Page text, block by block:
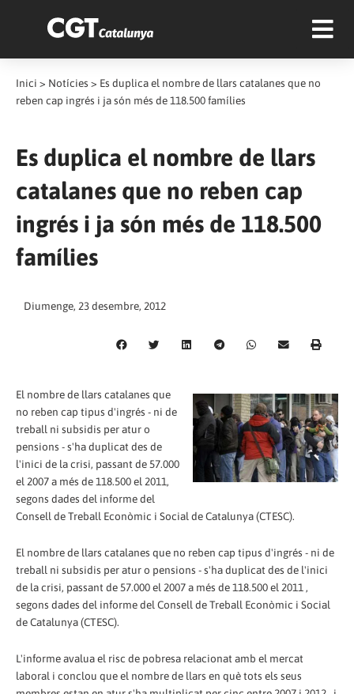
Inici > Notícies > Es duplica el nombre de llars catalanes que no
reben cap ingrés i ja són més de 118.500 famílies
Es duplica el nombre de llars
catalanes que no reben cap
ingrés i ja són més de 118.500
famílies
Diumenge, 23 desembre, 2012
El nombre de llars catalanes que
no reben cap tipus d'ingrés - ni de
treball ni subsidis per atur o
pensions - s'ha duplicat des de
l'inici de la crisi, passant de 57.000
el 2007 a més de 118.500 el 2011,
segons dades del informe del
Consell de Treball Econòmic i Social de Catalunya (CTESC).
El nombre de llars catalanes que no reben cap tipus d'ingrés - ni de
treball ni subsidis per atur o pensions - s'ha duplicat des de l'inici
de la crisi, passant de 57.000 el 2007 a ​​més de 118.500 el 2011 ,
segons dades del informe del Consell de Treball Econòmic i Social
de Catalunya (CTESC).
L'informe avalua el risc de pobresa relacionat amb el mercat
laboral i conclou que el nombre de llars en què tots els seus